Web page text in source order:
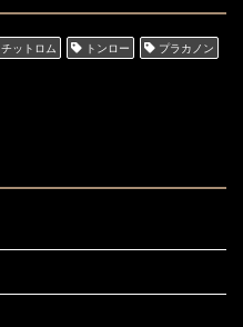
チットロム トンロー プラカノン